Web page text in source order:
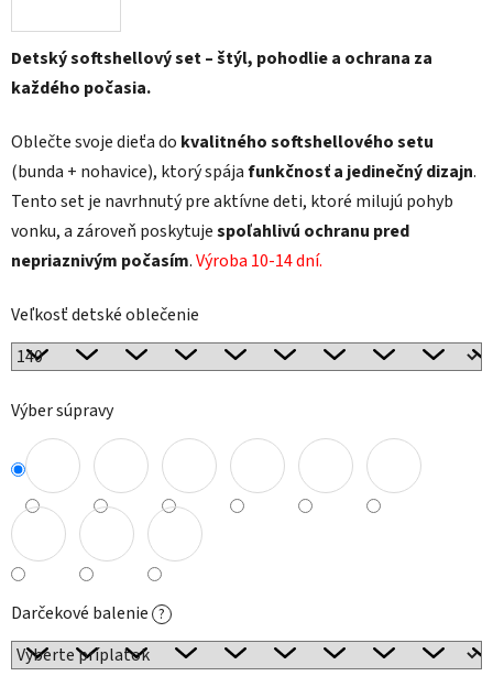
Detský softshellový set – štýl, pohodlie a ochrana za
každého počasia.
Oblečte svoje dieťa do kvalitného softshellového setu
(bunda + nohavice), ktorý spájafunkčnosť a jedinečný dizajn.
Tento set je navrhnutý pre aktívne deti, ktoré milujú pohyb
vonku, a zároveň poskytujespoľahlivú ochranu pred
nepriaznivým počasím.Výroba 10-14 dní.
Veľkosť detské oblečenie
Výber súpravy
Darčekové balenie ?